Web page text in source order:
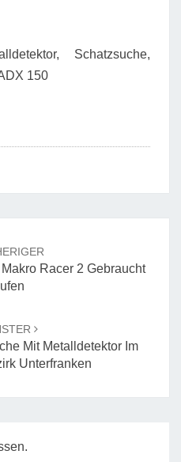
Schatzsuche,
150
Racer 2 Gebraucht
Mit Metalldetektor Im
Unterfranken